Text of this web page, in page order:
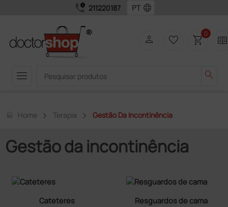
call_quality 211220187 language
menu search
person favorite_border shopping_cart0 two_pager
home Home Terapia Gestão Da Incontinência
Gestão da incontinência
Cateteres Resguardos de cama